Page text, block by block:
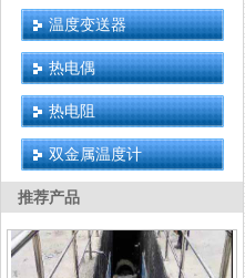
温度变送器
热电偶
热电阻
双金属温度计
推荐产品